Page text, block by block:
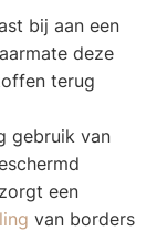
bij aan een
deze
terug
gebruik van
een
van borders